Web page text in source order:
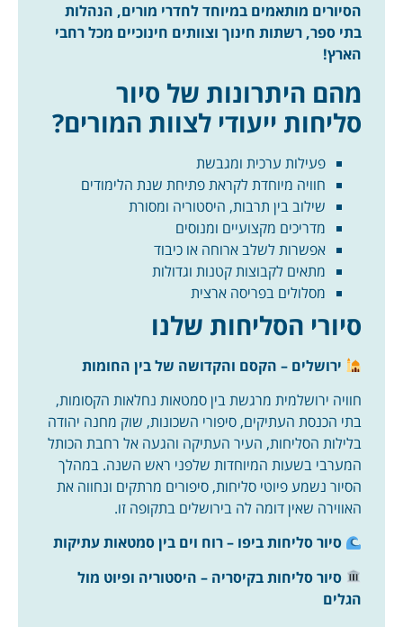
הסיורים מותאמים במיוחד לחדרי מורים, הנהלות
בתי ספר, רשתות חינוך וצוותים חינוכיים מכל רחבי
הארץ!
מהם היתרונות של סיור
סליחות ייעודי לצוות המורים?
פעילות ערכית ומגבשת
חוויה מיוחדת לקראת פתיחת שנת הלימודים
שילוב בין תרבות, היסטוריה ומסורת
מדריכים מקצועיים ומנוסים
אפשרות לשלב ארוחה או כיבוד
מתאים לקבוצות קטנות וגדולות
מסלולים בפריסה ארצית
סיורי הסליחות שלנו
ירושלים – הקסם והקדושה של בין החומות
חוויה ירושלמית מרגשת בין סמטאות נחלאות הקסומות,
בתי הכנסת העתיקים, סיפורי השכונות, שוק מחנה יהודה
בלילות הסליחות, העיר העתיקה והגעה אל רחבת הכותל
המערבי בשעות המיוחדות שלפני ראש השנה. במהלך
הסיור נשמע פיוטי סליחות, סיפורים מרתקים ונחווה את
האווירה שאין דומה לה בירושלים בתקופה זו.
סיור סליחות ביפו – רוח וים בין סמטאות עתיקות
סיור סליחות בקיסריה – היסטוריה ופיוט מול
הגלים